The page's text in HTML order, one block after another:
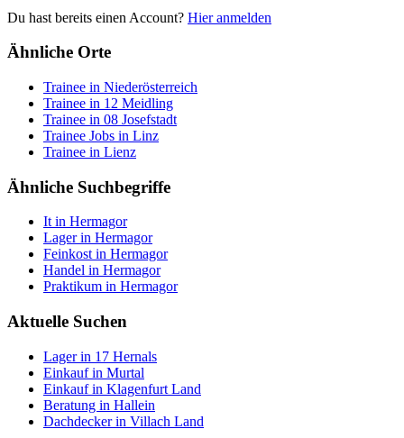
Du hast bereits einen Account? Hier anmelden
Ähnliche Orte
Trainee in Niederösterreich
Trainee in 12 Meidling
Trainee in 08 Josefstadt
Trainee Jobs in Linz
Trainee in Lienz
Ähnliche Suchbegriffe
It in Hermagor
Lager in Hermagor
Feinkost in Hermagor
Handel in Hermagor
Praktikum in Hermagor
Aktuelle Suchen
Lager in 17 Hernals
Einkauf in Murtal
Einkauf in Klagenfurt Land
Beratung in Hallein
Dachdecker in Villach Land